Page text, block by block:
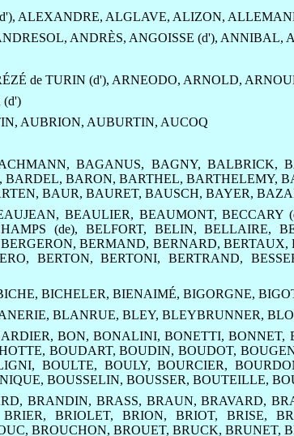
, ALEXANDRE, ALGLAVE, ALIZON,
, ANDRÈS, ANGOISSE (d'), ANNIBAL,
de TURIN (d'), ARNEODO, ARNOLD,
(d')
, AUBRION, AUBURTIN, AUCOQ
,BAGANUS, BAGNY, BALBRICK,
, BARDEL, BARON, BARTHEL,BARTHELEMY,
, BAUR, BAURET, BAUSCH, BAYER,
, BEAULIER, BEAUMONT,BECCARY
(de), BELFORT, BELIN,BELLAIRE,
BERGERON,BERMAND, BERNARD,BERTAUX,
, BERTON,BERTONI, BERTRAND,
, BICHELER, BIENAIMÉ, BIGORGNE,
, BLANRUE, BLEY, BLEYBRUNNER,
, BON,BONALINI,BONETTI,BONNET,
, BOUDART,BOUDIN, BOUDOT,
, BOULTE, BOULY,BOURCIER,
, BOUSSELIN, BOUSSER, BOUTEILLE,
,BRANDIN, BRASS, BRAUN,BRAVARD,
BRIER, BRIOLET, BRION, BRIOT, BRISE,
, BROUCHON, BROUET, BRUCK, BRUNET,